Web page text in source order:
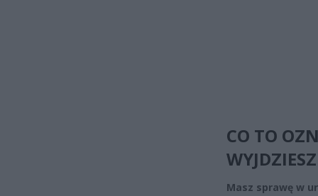
CO TO
Masz sprawę w